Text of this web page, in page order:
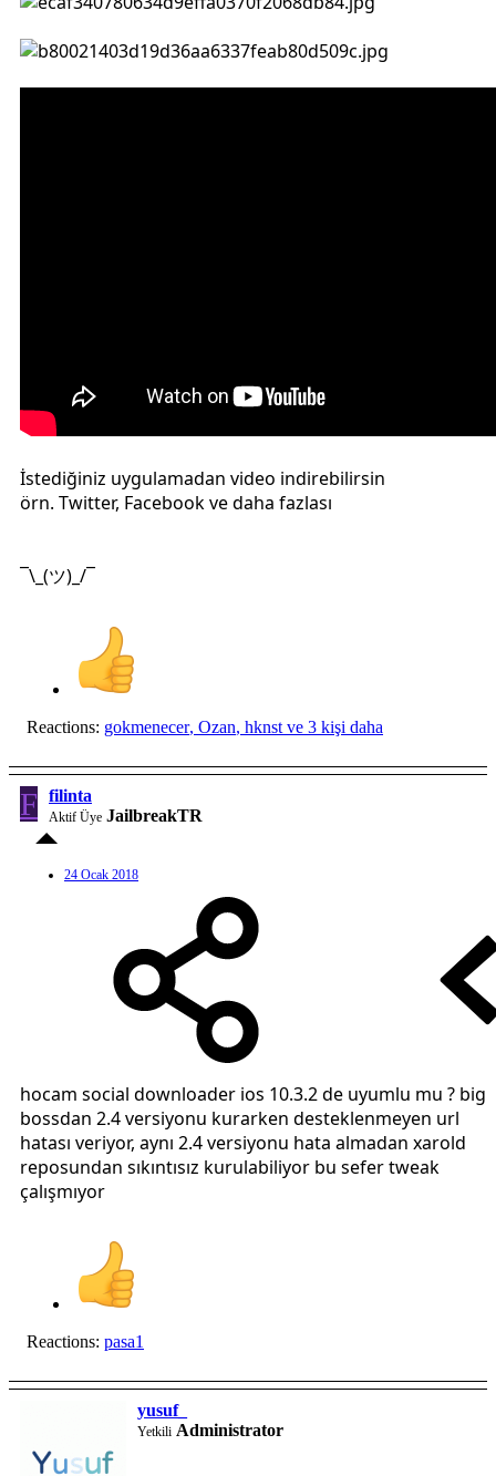
İstediğiniz uygulamadan video indirebilirsin
örn. Twitter, Facebook ve daha fazlası
¯\_(ツ)_/¯
Reactions: gokmenecer, Ozan, hknst ve 3 kişi daha
F filinta
Aktif Üye JailbreakTR
24 Ocak 2018
hocam social downloader ios 10.3.2 de uyumlu mu ? big
bossdan 2.4 versiyonu kurarken desteklenmeyen url
hatası veriyor, aynı 2.4 versiyonu hata almadan xarold
reposundan sıkıntısız kurulabiliyor bu sefer tweak
çalışmıyor
Reactions: pasa1
yusuf_
Yetkili Administrator